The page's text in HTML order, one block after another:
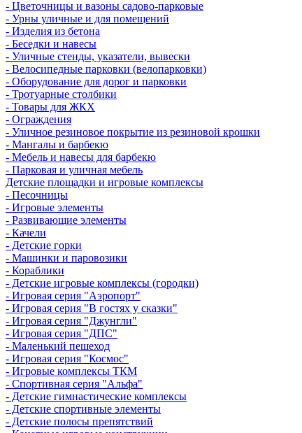
- Цветочницы и вазоны садово-парковые
- Урны уличные и для помещений
- Изделия из бетона
- Беседки и навесы
- Уличные стенды, указатели, вывески
- Велосипедные парковки (велопарковки)
- Оборудование для дорог и парковки
- Тротуарные столбики
- Товары для ЖКХ
- Ограждения
- Уличное резиновое покрытие из резиновой крошки
- Мангалы и барбекю
- Мебель и навесы для барбекю
- Парковая и уличная мебель
Детские площадки и игровые комплексы
- Песочницы
- Игровые элементы
- Развивающие элементы
- Качели
- Детские горки
- Машинки и паровозики
- Кораблики
- Детские игровые комплексы (городки)
- Игровая серия "Аэропорт"
- Игровая серия "В гостях у сказки"
- Игровая серия "Джунгли"
- Игровая серия "ДПС"
- Маленький пешеход
- Игровая серия "Космос"
- Игровые комплексы ТКМ
- Спортивная серия "Альфа"
- Детские гимнастические комплексы
- Детские спортивные элементы
- Детские полосы препятствий